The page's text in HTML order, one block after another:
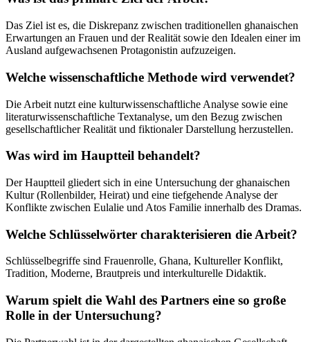
Das Ziel ist es, die Diskrepanz zwischen traditionellen ghanaischen
Erwartungen an Frauen und der Realität sowie den Idealen einer im
Ausland aufgewachsenen Protagonistin aufzuzeigen.
Welche wissenschaftliche Methode wird verwendet?
Die Arbeit nutzt eine kulturwissenschaftliche Analyse sowie eine
literaturwissenschaftliche Textanalyse, um den Bezug zwischen
gesellschaftlicher Realität und fiktionaler Darstellung herzustellen.
Was wird im Hauptteil behandelt?
Der Hauptteil gliedert sich in eine Untersuchung der ghanaischen
Kultur (Rollenbilder, Heirat) und eine tiefgehende Analyse der
Konflikte zwischen Eulalie und Atos Familie innerhalb des Dramas.
Welche Schlüsselwörter charakterisieren die Arbeit?
Schlüsselbegriffe sind Frauenrolle, Ghana, Kultureller Konflikt,
Tradition, Moderne, Brautpreis und interkulturelle Didaktik.
Warum spielt die Wahl des Partners eine so große
Rolle in der Untersuchung?